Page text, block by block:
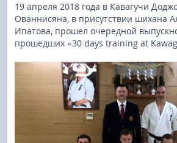
19 апреля 2018 года в Кавагучи
Ованнисяна, в присутствии шихана
Ипатова, прошел очередной
прошедших «30 days training at
UFC и MMA
Муай тай